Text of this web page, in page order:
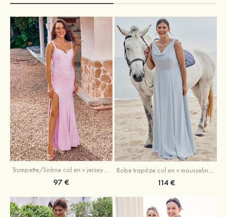
Trumpette/Sirène col en v jersey ras du sol robe de demoiselle d'honneur
97 € 114 €